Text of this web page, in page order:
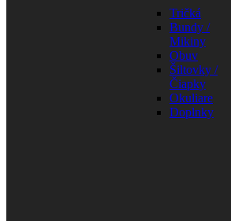
Tričká
Bundy /
Mikiny
Obuv
Šiltovky /
Čiapky
Okuliare
Doplnky